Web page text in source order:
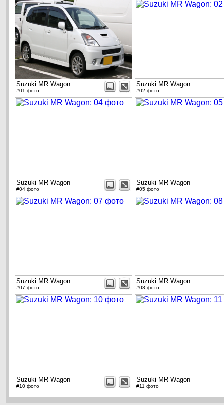
Suzuki MR Wagon
#01 фото
Suzuki MR Wagon
#02 фото
Suzuki MR Wagon
#04 фото
Suzuki MR Wagon
#05 фото
Suzuki MR Wagon
#07 фото
Suzuki MR Wagon
#08 фото
Suzuki MR Wagon
#10 фото
Suzuki MR Wagon
#11 фото